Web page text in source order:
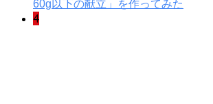
60g以下の献立」を作ってみた
4